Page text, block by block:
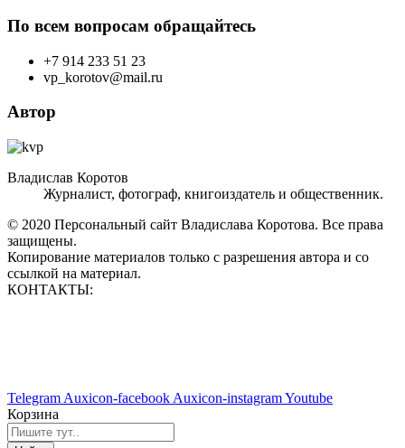
По всем вопросам обращайтесь
+7 914 233 51 23
vp_korotov@mail.ru
Автор
Владислав Коротов
Журналист, фотограф, книгоиздатель и общественник.
© 2020 Персональный сайт Владислава Коротова. Все права
защищены.
Копирование материалов только с разрешения автора и со
ссылкой на материал.
КОНТАКТЫ:
Telegram Auxicon-facebook Auxicon-instagramYoutube
Корзина